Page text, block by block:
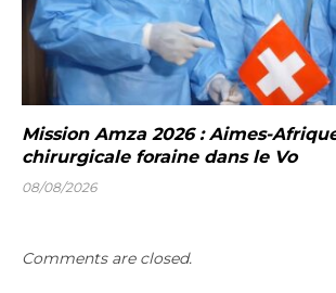
Mission Amza 2026 : Aimes-
chirurgicale foraine dans le Vo
08/08/2026
Comments are closed.